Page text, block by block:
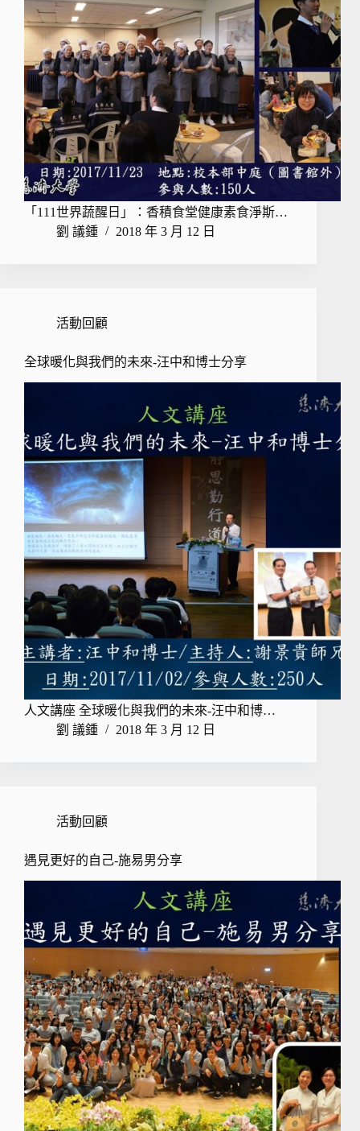
「111世界蔬醒日」：香積食堂健康素食淨斯…
劉 議鍾
2018 年 3 月 12 日
活動回顧
全球暖化與我們的未來-汪中和博士分享
人文講座 全球暖化與我們的未來-汪中和博…
劉 議鍾
2018 年 3 月 12 日
活動回顧
遇見更好的自己-施易男分享